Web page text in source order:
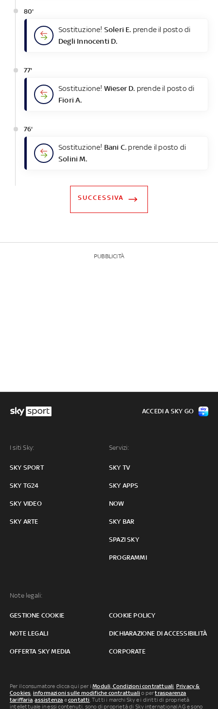
80'
Sostituzione! Soleri E. prende il posto di
Degli Innocenti D.
77'
Sostituzione! Wieser D. prende il posto di
Fiori A.
76'
Sostituzione! Bani C. prende il posto di
Solini M.
SUCCESSIVA
PUBBLICITÀ
I siti Sky:
SKY SPORT
SKY TG24
SKY VIDEO
SKY ARTE
Servizi:
SKY TV
SKY APPS
NOW
SKY BAR
SPAZI SKY
PROGRAMMI
Note legali:
GESTIONE COOKIE COOKIE POLICY
NOTE LEGALI DICHIARAZIONE DI ACCESSIBILITÀ
OFFERTA SKY MEDIA CORPORATE
ACCEDI A SKY GO
Per il consumatore clicca qui per iModuli, Condizioni contrattuali, Privacy &
Cookies, informazioni sulle modifiche contrattuali o pertrasparenza
tariffaria,assistenza econtatti. Tutti i marchi Sky e i diritti di proprietà
intellettuale in essi contenuti, sono di proprietà di Sky international AG e sono